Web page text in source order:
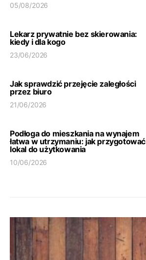
05/08/2026
Lekarz prywatnie bez skierowania:
kiedy i dla kogo
23/06/2026
Jak sprawdzić przejęcie zaległości
przez biuro
21/06/2026
Podłoga do mieszkania na wynajem
łatwa w utrzymaniu: jak przygotować
lokal do użytkowania
10/06/2026